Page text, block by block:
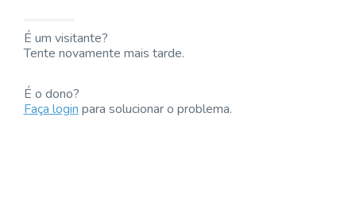
É um visitante?
Tente novamente mais tarde.
É o dono?
Faça loginpara solucionar o problema.